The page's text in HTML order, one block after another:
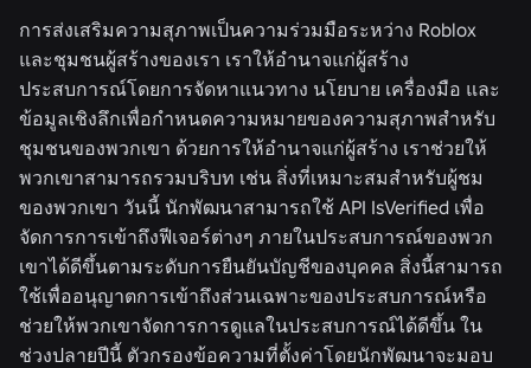
การส่งเสริมความสุภาพเป็นความร่วมมือระหว่าง Roblox
และชุมชนผู้สร้างของเรา เราให้อำนาจแก่ผู้สร้าง
ประสบการณ์โดยการจัดหาแนวทาง นโยบาย เครื่องมือ และ
ข้อมูลเชิงลึกเพื่อกำหนดความหมายของความสุภาพสำหรับ
ชุมชนของพวกเขา ด้วยการให้อำนาจแก่ผู้สร้าง เราช่วยให้
พวกเขาสามารถรวมบริบท เช่น สิ่งที่เหมาะสมสำหรับผู้ชม
ของพวกเขา วันนี้ นักพัฒนาสามารถใช้ API IsVerified เพื่อ
จัดการการเข้าถึงฟีเจอร์ต่างๆ ภายในประสบการณ์ของพวก
เขาได้ดีขึ้นตามระดับการยืนยันบัญชีของบุคคล สิ่งนี้สามารถ
ใช้เพื่ออนุญาตการเข้าถึงส่วนเฉพาะของประสบการณ์หรือ
ช่วยให้พวกเขาจัดการการดูแลในประสบการณ์ได้ดีขึ้น ใน
ช่วงปลายปีนี้ ตัวกรองข้อความที่ตั้งค่าโดยนักพัฒนาจะมอบ